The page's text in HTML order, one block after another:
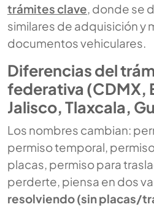
trámites clave , donde se
similares de adquisición y
documentos vehiculares.
Diferencias del
federativa (CDMX,
Jalisco, Tlaxcala,
Los nombres cambian:
permiso temporal,
placas, permiso para
perderte, piensa en dos
resolviendo (sin placas/